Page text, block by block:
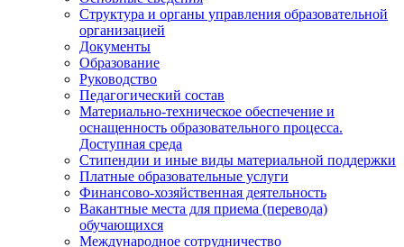
Структура и органы управления образовательной
организацией
Документы
Образование
Руководство
Педагогический состав
Материально-техническое обеспечение и
оснащенность образовательного процесса.
Доступная среда
Стипендии и иные виды материальной поддержки
Платные образовательные услуги
Финансово-хозяйственная деятельность
Вакантные места для приема (перевода)
обучающихся
Международное сотрудничество